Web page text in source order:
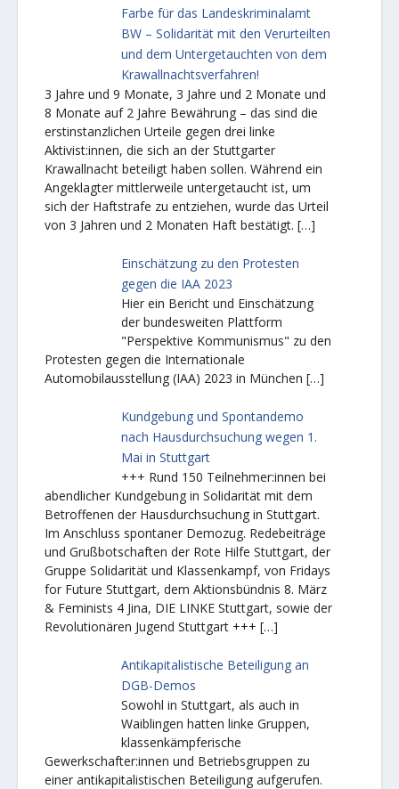
Farbe für das Landeskriminalamt
BW – Solidarität mit den Verurteilten
und dem Untergetauchten von dem
Krawallnachtsverfahren!
3 Jahre und 9 Monate, 3 Jahre und 2 Monate und
8 Monate auf 2 Jahre Bewährung – das sind die
erstinstanzlichen Urteile gegen drei linke
Aktivist:innen, die sich an der Stuttgarter
Krawallnacht beteiligt haben sollen. Während ein
Angeklagter mittlerweile untergetaucht ist, um
sich der Haftstrafe zu entziehen, wurde das Urteil
von 3 Jahren und 2 Monaten Haft bestätigt. […]
Einschätzung zu den Protesten
gegen die IAA 2023
Hier ein Bericht und Einschätzung
der bundesweiten Plattform
"Perspektive Kommunismus" zu den
Protesten gegen die Internationale
Automobilausstellung (IAA) 2023 in München […]
Kundgebung und Spontandemo
nach Hausdurchsuchung wegen 1.
Mai in Stuttgart
+++ Rund 150 Teilnehmer:innen bei
abendlicher Kundgebung in Solidarität mit dem
Betroffenen der Hausdurchsuchung in Stuttgart.
Im Anschluss spontaner Demozug. Redebeiträge
und Grußbotschaften der Rote Hilfe Stuttgart, der
Gruppe Solidarität und Klassenkampf, von Fridays
for Future Stuttgart, dem Aktionsbündnis 8. März
& Feminists 4 Jina, DIE LINKE Stuttgart, sowie der
Revolutionären Jugend Stuttgart +++ […]
Antikapitalistische Beteiligung an
DGB-Demos
Sowohl in Stuttgart, als auch in
Waiblingen hatten linke Gruppen,
klassenkämpferische
Gewerkschafter:innen und Betriebsgruppen zu
einer antikapitalistischen Beteiligung aufgerufen.